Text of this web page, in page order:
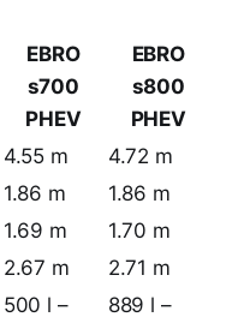
EBRO
s700
PHEV
EBRO
s800
PHEV
4.55 m
4.72 m
1.86 m
1.86 m
1.69 m
1.70 m
2.67 m
2.71 m
500 l –
889 l –